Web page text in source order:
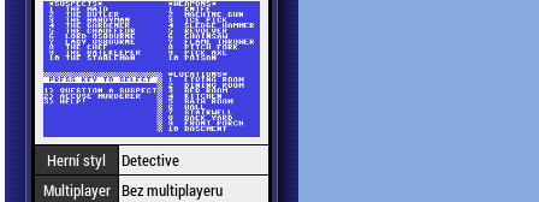
Herní styl
Detective
Multiplayer Bez multiplayeru